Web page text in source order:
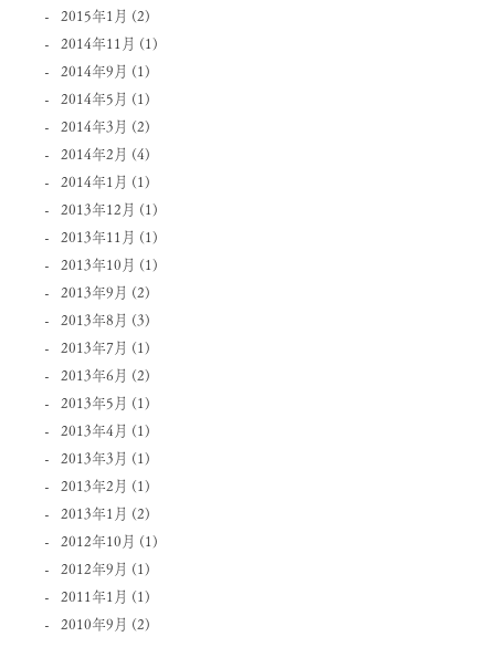
2015年1月 (2)
2014年11月 (1)
2014年9月 (1)
2014年5月 (1)
2014年3月 (2)
2014年2月 (4)
2014年1月 (1)
2013年12月 (1)
2013年11月 (1)
2013年10月 (1)
2013年9月 (2)
2013年8月 (3)
2013年7月 (1)
2013年6月 (2)
2013年5月 (1)
2013年4月 (1)
2013年3月 (1)
2013年2月 (1)
2013年1月 (2)
2012年10月 (1)
2012年9月 (1)
2011年1月 (1)
2010年9月 (2)